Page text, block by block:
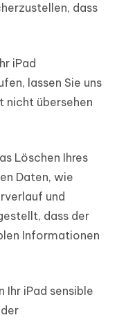
dass
iPad
lassen Sie uns
nicht übersehen
Löschen Ihres
Daten, wie
und
dass der
Informationen
Ihr iPad sensible